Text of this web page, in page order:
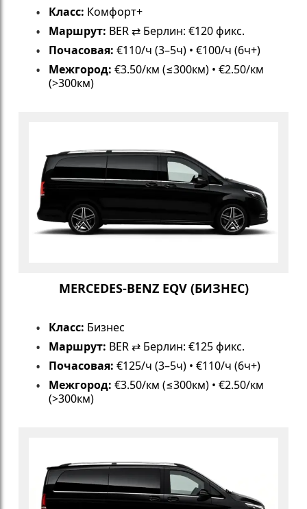
Класс: Комфорт+
Маршрут: BER ⇄ Берлин: €120 фикс.
Почасовая: €110/ч (3–5ч) • €100/ч (6ч+)
Межгород: €3.50/км (≤300км) • €2.50/км
(>300км)
MERCEDES-BENZ EQV (БИЗНЕС)
Класс: Бизнес
Маршрут: BER ⇄ Берлин: €125 фикс.
Почасовая: €125/ч (3–5ч) • €110/ч (6ч+)
Межгород: €3.50/км (≤300км) • €2.50/км
(>300км)